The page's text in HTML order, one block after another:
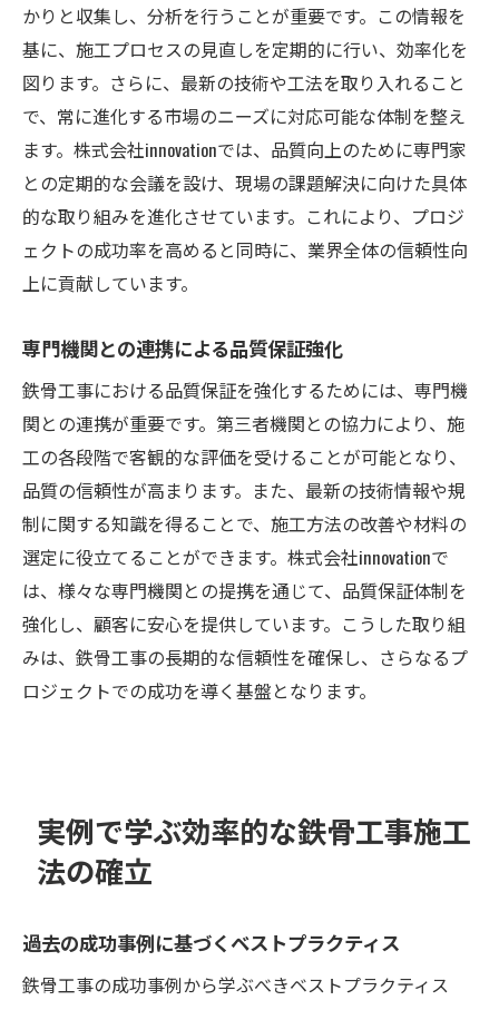
かりと収集し、分析を行うことが重要です。この情報を
基に、施工プロセスの見直しを定期的に行い、効率化を
図ります。さらに、最新の技術や工法を取り入れること
で、常に進化する市場のニーズに対応可能な体制を整え
ます。株式会社innovationでは、品質向上のために専門家
との定期的な会議を設け、現場の課題解決に向けた具体
的な取り組みを進化させています。これにより、プロジ
ェクトの成功率を高めると同時に、業界全体の信頼性向
上に貢献しています。
専門機関との連携による品質保証強化
鉄骨工事における品質保証を強化するためには、専門機
関との連携が重要です。第三者機関との協力により、施
工の各段階で客観的な評価を受けることが可能となり、
品質の信頼性が高まります。また、最新の技術情報や規
制に関する知識を得ることで、施工方法の改善や材料の
選定に役立てることができます。株式会社innovationで
は、様々な専門機関との提携を通じて、品質保証体制を
強化し、顧客に安心を提供しています。こうした取り組
みは、鉄骨工事の長期的な信頼性を確保し、さらなるプ
ロジェクトでの成功を導く基盤となります。
実例で学ぶ効率的な鉄骨工事施工
法の確立
過去の成功事例に基づくベストプラクティス
鉄骨工事の成功事例から学ぶべきベストプラクティス